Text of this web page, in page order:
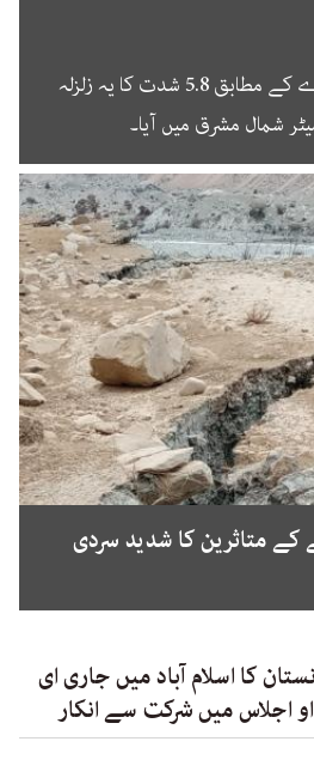
امریکی جیولوجیکل سروے کے مطابق 5.8 شدت کا یہ زلزلہ
کے متاثرین کا شدید سردی
کا اسلام آباد میں جاری ای
اجلاس میں شرکت سے انکار